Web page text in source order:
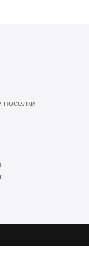
поселки
соглашаетесь с